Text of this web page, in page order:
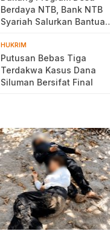
Berdaya NTB, Bank NTB
Syariah Salurkan Bantuan
HUKRIM
Putusan Bebas Tiga
Terdakwa Kasus Dana
Siluman Bersifat Final